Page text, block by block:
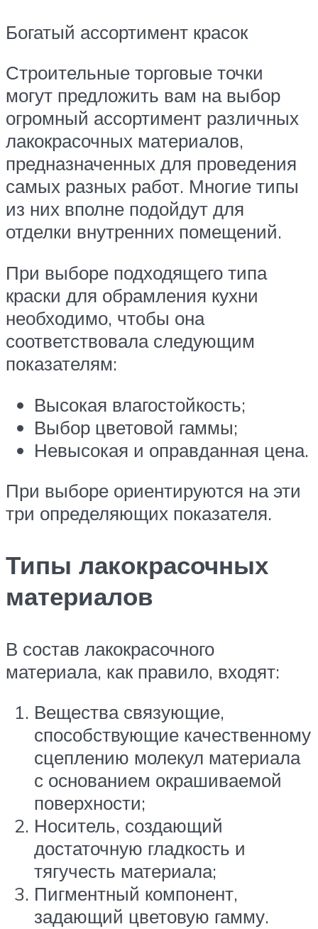
Богатый ассортимент красок
Строительные торговые точки
могут предложить вам на выбор
огромный ассортимент различных
лакокрасочных материалов,
предназначенных для проведения
самых разных работ. Многие типы
из них вполне подойдут для
отделки внутренних помещений.
При выборе подходящего типа
краски для обрамления кухни
необходимо, чтобы она
соответствовала следующим
показателям:
Высокая влагостойкость;
Выбор цветовой гаммы;
Невысокая и оправданная цена.
При выборе ориентируются на эти
три определяющих показателя.
Типы лакокрасочных
материалов
В состав лакокрасочного
материала, как правило, входят:
Вещества связующие,
способствующие качественному
сцеплению молекул материала
с основанием окрашиваемой
поверхности;
Носитель, создающий
достаточную гладкость и
тягучесть материала;
Пигментный компонент,
задающий цветовую гамму.